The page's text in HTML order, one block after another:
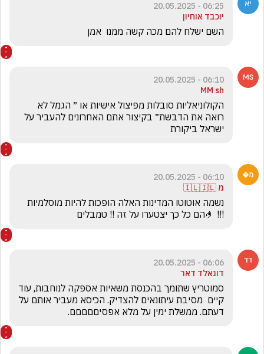
06:25 - 20.05.2025
יוכבד אוחיון
השם ישלח להם מכה קשה ממנו  אמן
06:10 - 20.05.2025
MM sh
ישראל ביקורת
06:10 - 20.05.2025
מ 🇮🇱🇮🇱
!!! 🤌הם כל כך יצטערו על זה !! טמבלים
06:06 - 20.05.2025
דונאלד דאר
דעתם. ממשלת ימין על מלא אפסיםםםםם.